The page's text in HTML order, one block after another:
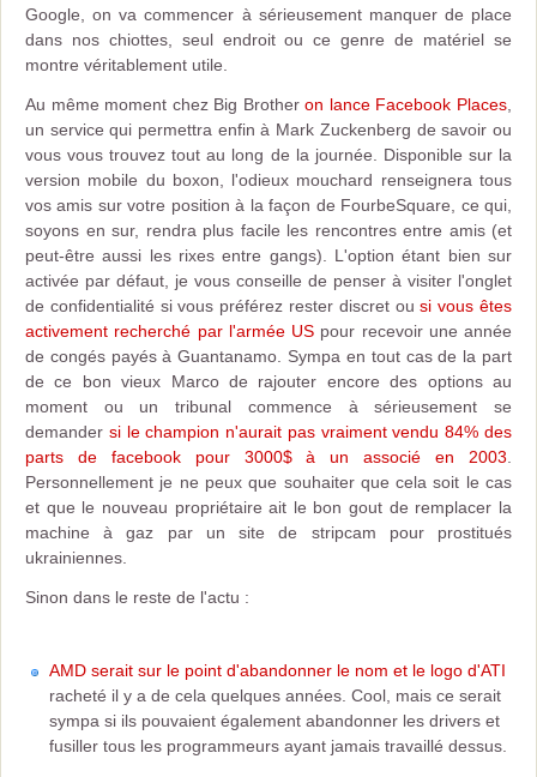
Google, on va commencer à sérieusement manquer de place
dans nos chiottes, seul endroit ou ce genre de matériel se
montre véritablement utile.
Au même moment chez Big Brotheron lance Facebook Places
un service qui permettra enfin à Mark Zuckenberg de savoir ou
vous vous trouvez tout au long de la journée. Disponible sur la
version mobile du boxon, l'odieux mouchard renseignera tous
vos amis sur votre position à la façon de FourbeSquare, ce qui,
soyons en sur, rendra plus facile les rencontres entre amis (et
peut-être aussi les rixes entre gangs). L'option étant bien sur
activée par défaut, je vous conseille de penser à visiter l'onglet
de confidentialité si vous préférez rester discret ousi vous êtes
activement recherché par l'armée US pour recevoir une année
de congés payés à Guantanamo. Sympa en tout cas de la part
de ce bon vieux Marco de rajouter encore des options au
moment ou un tribunal commence à sérieusement se
demander si le champion n'aurait pas vraiment vendu 84% des
parts de facebook pour 3000$ à un associé en 2003
Personnellement je ne peux que souhaiter que cela soit le cas
et que le nouveau propriétaire ait le bon gout de remplacer la
machine à gaz par un site de stripcam pour prostitués
ukrainiennes.
Sinon dans le reste de l'actu :
AMD serait sur le point d'abandonner le nom et le logo d'ATI
racheté il y a de cela quelques années. Cool, mais ce serait
sympa si ils pouvaient également abandonner les drivers et
fusiller tous les programmeurs ayant jamais travaillé dessus.